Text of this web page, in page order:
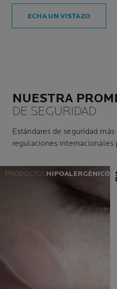
ECHA UN VISTAZO
NUESTRA
DE SEGURIDAD
Estándares de seguridad
regulaciones internacionales
PRODUCTOSHIPOALERGÉNICOS